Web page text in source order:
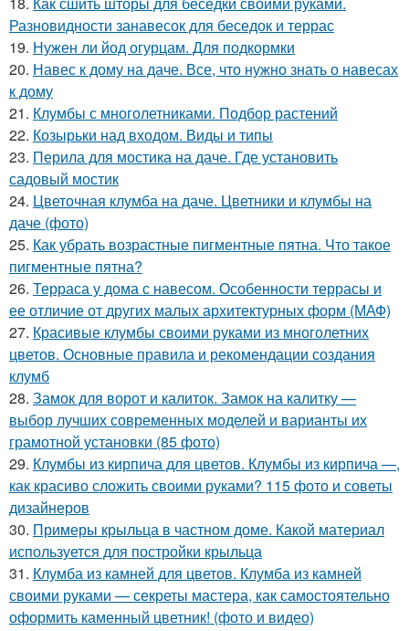
Разновидности занавесок для беседок и террас
19. Нужен ли йод огурцам. Для подкормки
20. Навес к дому на даче. Все, что нужно знать о навесах
к дому
21. Клумбы с многолетниками. Подбор растений
22. Козырьки над входом. Виды и типы
23. Перила для мостика на даче. Где установить
садовый мостик
24. Цветочная клумба на даче. Цветники и клумбы на
даче (фото)
25. Как убрать возрастные пигментные пятна. Что такое
пигментные пятна?
26. Терраса у дома с навесом. Особенности террасы и
ее отличие от других малых архитектурных форм (МАФ)
27. Красивые клумбы своими руками из многолетних
цветов. Основные правила и рекомендации создания
клумб
28. Замок для ворот и калиток. Замок на калитку —
выбор лучших современных моделей и варианты их
грамотной установки (85 фото)
29. Клумбы из кирпича для цветов. Клумбы из кирпича —,
как красиво сложить своими руками? 115 фото и советы
дизайнеров
30. Примеры крыльца в частном доме. Какой материал
используется для постройки крыльца
31. Клумба из камней для цветов. Клумба из камней
своими руками — секреты мастера, как самостоятельно
оформить каменный цветник! (фото и видео)